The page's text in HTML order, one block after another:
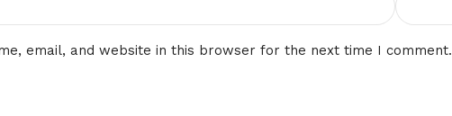
email, and website in this browser for the next time I comment.